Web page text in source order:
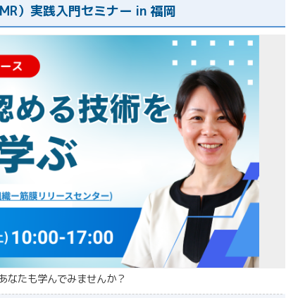
）実践入門セミナー in 福岡
なたも学んでみませんか？